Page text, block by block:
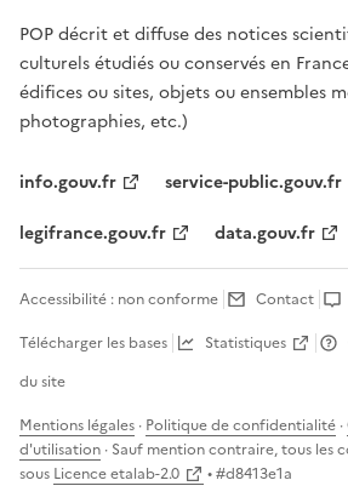
POP décrit et diffuse des notices
culturels étudiés ou conservés en
édifices ou sites, objets ou ensembles
photographies, etc.)
info.gouv.fr
service-public.gouv.fr
legifrance.gouv.fr
data.gouv.fr
Accessibilité : non conforme Contact
Télécharger les bases
Statistiques
du site
Mentions légales · Politique de confidentialité ·
d'utilisation · Sauf mention contraire, tous les
sous Licence etalab-2.0 • #d8413e1a